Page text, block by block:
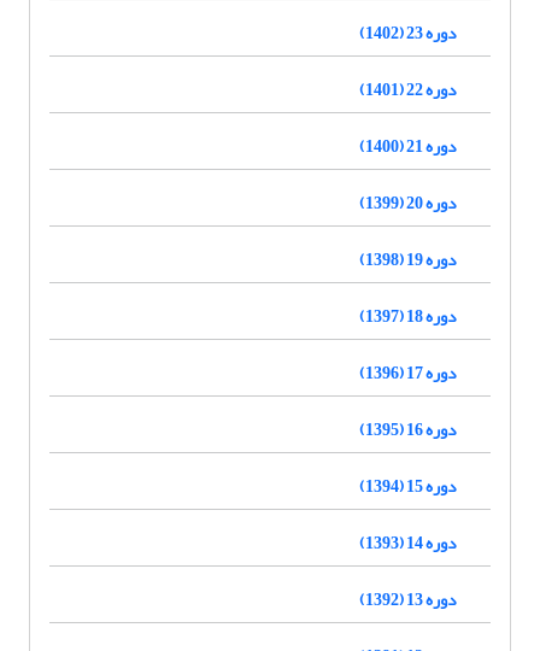
دوره 23 (1402)
دوره 22 (1401)
دوره 21 (1400)
دوره 20 (1399)
دوره 19 (1398)
دوره 18 (1397)
دوره 17 (1396)
دوره 16 (1395)
دوره 15 (1394)
دوره 14 (1393)
دوره 13 (1392)